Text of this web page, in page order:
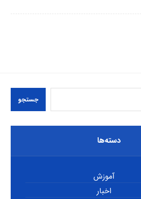
جستجو
دسته‌ها
آموزش
اخبار